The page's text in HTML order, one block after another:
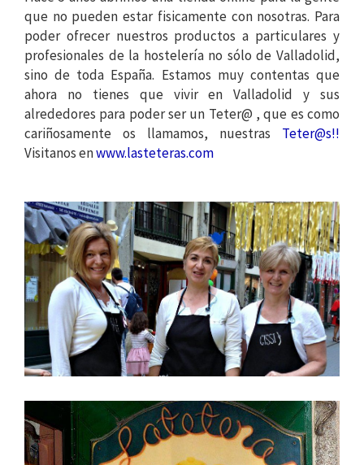
que no pueden estar fisicamente con nosotras. Para
poder ofrecer nuestros productos a particulares y
profesionales de la hostelería no sólo de Valladolid,
sino de toda España. Estamos muy contentas que
ahora no tienes que vivir en Valladolid y sus
alrededores para poder ser un Teter@ , que es como
cariñosamente os llamamos, nuestras Teter@s!!
Visitanos enwww.lasteteras.com